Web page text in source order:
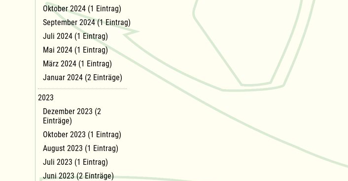
Oktober 2024 (1 Eintrag)
September 2024 (1 Eintrag)
Juli 2024 (1 Eintrag)
Mai 2024 (1 Eintrag)
März 2024 (1 Eintrag)
Januar 2024 (2 Einträge)
2023
Dezember 2023 (2
Einträge)
Oktober 2023 (1 Eintrag)
August 2023 (1 Eintrag)
Juli 2023 (1 Eintrag)
Juni 2023 (2 Einträge)